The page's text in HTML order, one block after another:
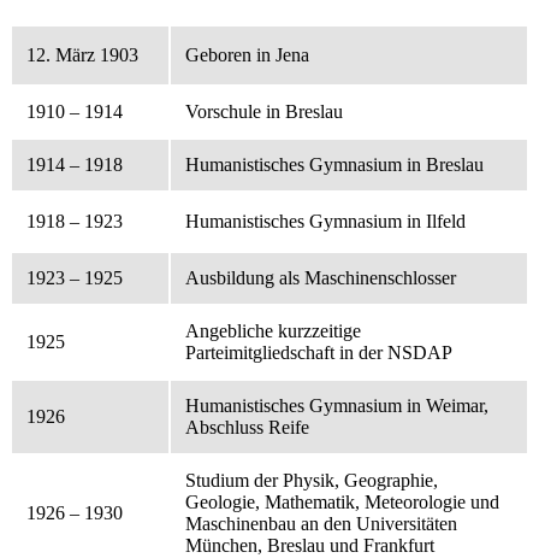
12. März 1903 Geboren in Jena
1910 – 1914 Vorschule in Breslau
1914 – 1918 Humanistisches Gymnasium in Breslau
1918 – 1923 Humanistisches Gymnasium in Ilfeld
1923 – 1925 Ausbildung als Maschinenschlosser
1925
Angebliche kurzzeitige
Parteimitgliedschaft in der NSDAP
1926
Humanistisches Gymnasium in Weimar,
Abschluss Reife
1926 – 1930
Studium der Physik, Geographie,
Geologie, Mathematik, Meteorologie und
Maschinenbau an den Universitäten
München, Breslau und Frankfurt